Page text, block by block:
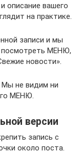
описание вашего
на практике.
записи и мы
посмотреть МЕНЮ,
новости».
Мы не видим ни
МЕНЮ.
версии
запись с
около поста.